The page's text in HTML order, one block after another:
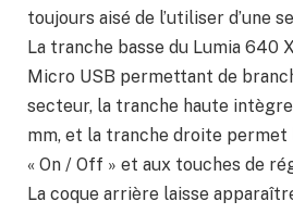
toujours aisé de l’utiliser d’une
La tranche basse du Lumia 640
Micro USB permettant de
secteur, la tranche haute
mm, et la tranche droite permet
« On / Off » et aux touches de
La coque arrière laisse